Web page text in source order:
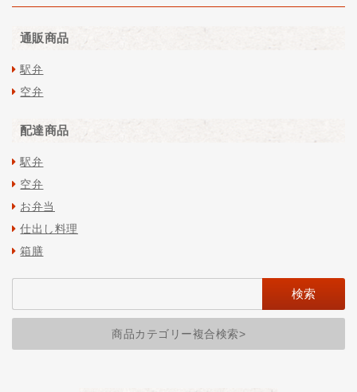
通販商品
駅弁
空弁
配達商品
駅弁
空弁
お弁当
仕出し料理
箱膳
商品カテゴリー複合検索>